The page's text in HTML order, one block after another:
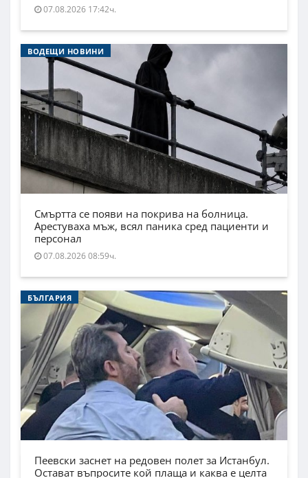
07.08.2026 17:42ч.
ВОДЕЩИ НОВИНИ
Смъртта се появи на покрива на болница.
Арестуваха мъж, всял паника сред пациенти и
персонал
07.08.2026 08:59ч.
БЪЛГАРИЯ
Пеевски заснет на редовен полет за Истанбул.
Остават въпросите кой плаща и каква е целта